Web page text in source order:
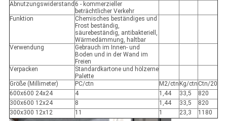
Abnutzungswiderstand 6 - kommerzieller
beträchtlicher Verkehr
Funktion
Chemisches beständiges und
Frost beständig,
säurebeständig, antibakteriell,
Wärmedämmung, haltbar
Verwendung
Gebrauch im Innen- und
Boden und in der Wand im
Freien
Verpacken
Standardkartone und hölzerne
Palette
Größe (Millimeter)
PC/ctn M2/ctn Kg/ctn Ctn/20
600x600 24x24
4 1,44 33,5
820
300x600 12x24
8 1,44 33,5
820
300x300 12x12
11 1 23,3 1180